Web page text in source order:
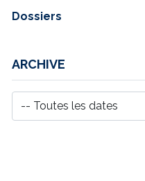
Dossiers
ARCHIVE